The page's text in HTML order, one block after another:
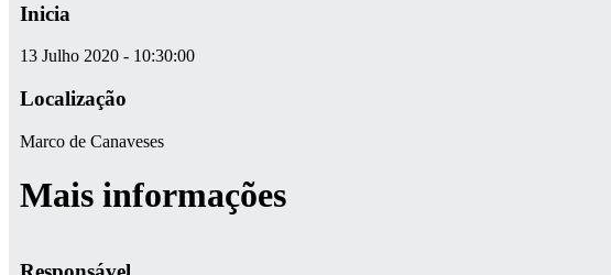
Inicia
13 Julho 2020 - 10:30:00
Localização
Marco de Canaveses
Mais informações